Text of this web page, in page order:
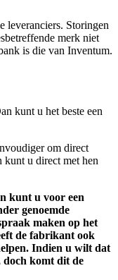
leveranciers. Storingen
merk niet
is die van Inventum.
kunt u het beste een
om direct
kunt u direct met hen
kunt u voor een
genoemde
maken op het
de fabrikant ook
Indien u wilt dat
komt dit de